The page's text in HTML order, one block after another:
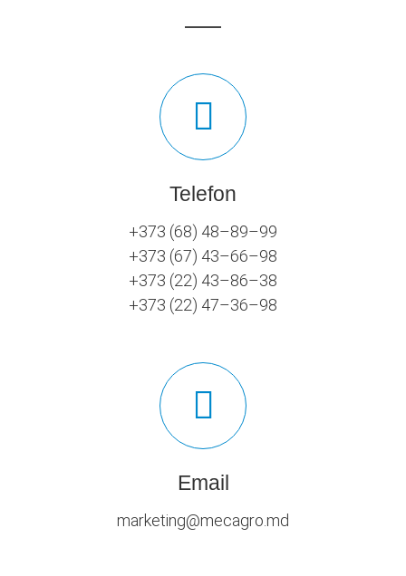
Telefon
+373 (68) 48–89–99
+373 (67) 43–66–98
+373 (22) 43–86–38
+373 (22) 47–36–98
Email
marketing@mecagro.md